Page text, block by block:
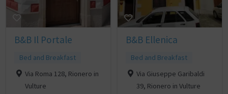
B&B Il Portale
Bed and Breakfast
Via Roma 128, Rionero in
Vulture
B&B Ellenica
Bed and Breakfast
Via Giuseppe Garibaldi
39, Rionero in Vulture